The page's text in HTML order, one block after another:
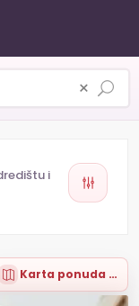
×
i
Karta ponuda (8)